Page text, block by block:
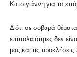
Κατσιγιάννη για τα
Διότι σε σοβαρά
επιπολαιότητες δεν
μας και τις προκλήσεις